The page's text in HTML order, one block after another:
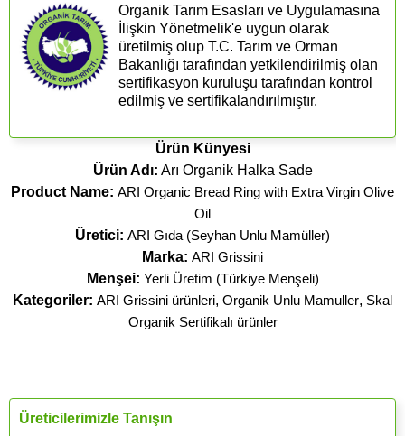
Organik Tarım Esasları ve Uygulamasına
İlişkin Yönetmelik'e uygun olarak
üretilmiş olup T.C. Tarım ve Orman
Bakanlığı tarafından yetkilendirilmiş olan
sertifikasyon kuruluşu tarafından kontrol
edilmiş ve sertifikalandırılmıştır.
Ürün Künyesi
Ürün Adı: Arı Organik Halka Sade
Product Name: ARI Organic Bread Ring with Extra Virgin Olive
Oil
Üretici: ARI Gıda (Seyhan Unlu Mamüller)
Marka: ARI Grissini
Menşei: Yerli Üretim (Türkiye Menşeli)
Kategoriler: ARI Grissini ürünleri, Organik Unlu Mamuller, Skal
Organik Sertifikalı ürünler
Üreticilerimizle Tanışın